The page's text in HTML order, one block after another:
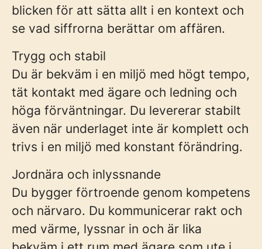
blicken för att sätta allt i en kontext och
se vad siffrorna berättar om affären.
Trygg och stabil
Du är bekväm i en miljö med högt tempo,
tät kontakt med ägare och ledning och
höga förväntningar. Du levererar stabilt
även när underlaget inte är komplett och
trivs i en miljö med konstant förändring.
Jordnära och inlyssnande
Du bygger förtroende genom kompetens
och närvaro. Du kommunicerar rakt och
med värme, lyssnar in och är lika